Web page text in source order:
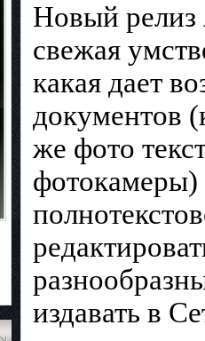
Новый релиз
свежая
какая дает
документов
же фото
фотокамеры)
издавать в